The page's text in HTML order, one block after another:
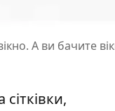
А ви бачите